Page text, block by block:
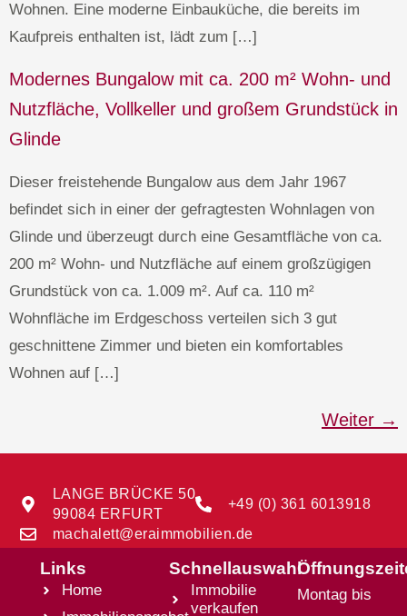
Wohnen. Eine moderne Einbauküche, die bereits im
Kaufpreis enthalten ist, lädt zum […]
Modernes Bungalow mit ca. 200 m² Wohn- und
Nutzfläche, Vollkeller und großem Grundstück in
Glinde
Dieser freistehende Bungalow aus dem Jahr 1967
befindet sich in einer der gefragtesten Wohnlagen von
Glinde und überzeugt durch eine Gesamtfläche von ca.
200 m² Wohn- und Nutzfläche auf einem großzügigen
Grundstück von ca. 1.009 m². Auf ca. 110 m²
Wohnfläche im Erdgeschoss verteilen sich 3 gut
geschnittene Zimmer und bieten ein komfortables
Wohnen auf […]
Weiter →
LANGE BRÜCKE 50
99084 ERFURT
+49 (0) 361 6013918
machalett@eraimmobilien.de
Links
Home
Schnellauswahl
Immobilie
verkaufen
Montag bis